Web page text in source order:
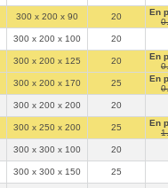
300 x 200 x 90 20
En
300 x 200 x 100 20
300 x 200 x 125 20
En
300 x 200 x 170 25
En
300 x 200 x 200 20
300 x 250 x 200 25
En
300 x 300 x 100 20
300 x 300 x 150 25